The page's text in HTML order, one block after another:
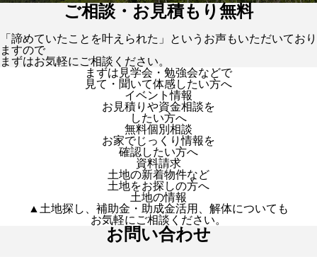
ご相談・お見積もり無料
「諦めていたことを叶えられた」というお声もいただいており
ますので
まずはお気軽にご相談ください。
まずは見学会・勉強会などで
見て・聞いて体感したい方へ
イベント情報
お見積りや資金相談を
したい方へ
無料個別相談
お家でじっくり情報を
確認したい方へ
資料請求
土地の新着物件など
土地をお探しの方へ
土地の情報
▲土地探し、補助金・助成金活用、解体についても
お気軽にご相談ください。
お問い合わせ